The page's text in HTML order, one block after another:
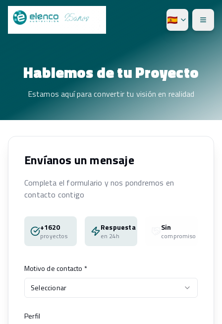
Hablemos de tuProyecto
Estamos aquí para convertir tu visión en realidad
Envíanos un mensaje
Completa el formulario y nos pondremos en
contacto contigo
+1620
proyectos
Respuesta
en 24h
Sin
compromiso
Motivo de contacto *
Seleccionar
Perfil